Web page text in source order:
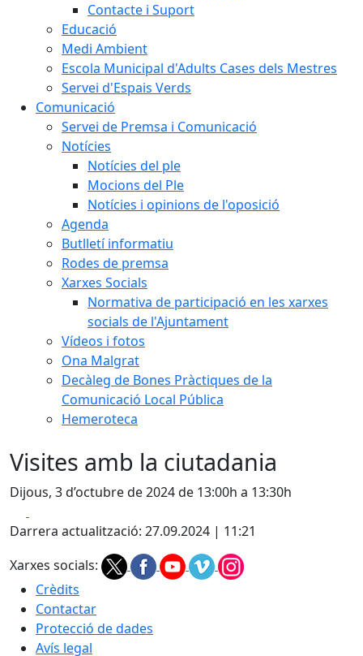
Contacte i Suport
Educació
Medi Ambient
Escola Municipal d'Adults Cases dels Mestres
Servei d'Espais Verds
Comunicació
Servei de Premsa i Comunicació
Notícies
Notícies del ple
Mocions del Ple
Notícies i opinions de l'oposició
Agenda
Butlletí informatiu
Rodes de premsa
Xarxes Socials
Normativa de participació en les xarxes
socials de l'Ajuntament
Vídeos i fotos
Ona Malgrat
Decàleg de Bones Pràctiques de la
Comunicació Local Pública
Hemeroteca
Visites amb la ciutadania
Dijous, 3 d’octubre de 2024 de 13:00h a 13:30h
Darrera actualització: 27.09.2024 | 11:21
Xarxes socials:
Crèdits
Contactar
Protecció de dades
Avís legal